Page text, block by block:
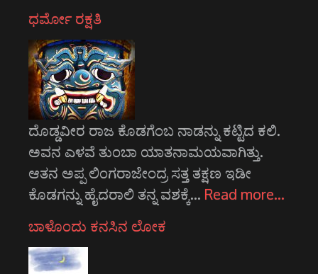
ಧರ್ಮೋ ರಕ್ಷತಿ
ದೊಡ್ಡವೀರ ರಾಜ ಕೊಡಗೆಂಬ ನಾಡನ್ನು ಕಟ್ಟಿದ ಕಲಿ.
ಅವನ ಎಳವೆ ತುಂಬಾ ಯಾತನಾಮಯವಾಗಿತ್ತು.
ಆತನ ಅಪ್ಪ ಲಿಂಗರಾಜೇಂದ್ರ ಸತ್ತ ತಕ್ಷಣ ಇಡೀ
ಕೊಡಗನ್ನು ಹೈದರಾಲಿ ತನ್ನ ವಶಕ್ಕೆ… Read more…
ಬಾಳೊಂದು ಕನಸಿನ ಲೋಕ